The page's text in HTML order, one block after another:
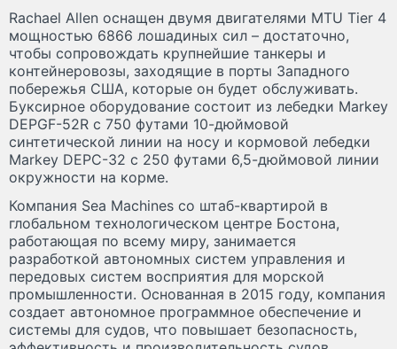
Rachael Allen оснащен двумя двигателями MTU Tier 4
мощностью 6866 лошадиных сил – достаточно,
чтобы сопровождать крупнейшие танкеры и
контейнеровозы, заходящие в порты Западного
побережья США, которые он будет обслуживать.
Буксирное оборудование состоит из лебедки Markey
DEPGF-52R с 750 футами 10-дюймовой
синтетической линии на носу и кормовой лебедки
Markey DEPC-32 с 250 футами 6,5-дюймовой линии
окружности на корме.
Компания Sea Machines со штаб-квартирой в
глобальном технологическом центре Бостона,
работающая по всему миру, занимается
разработкой автономных систем управления и
передовых систем восприятия для морской
промышленности. Основанная в 2015 году, компания
создает автономное программное обеспечение и
системы для судов, что повышает безопасность,